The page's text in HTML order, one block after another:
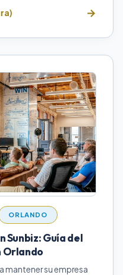
ORLANDO
Sunbiz: Guía del
Orlando
mantener su empresa